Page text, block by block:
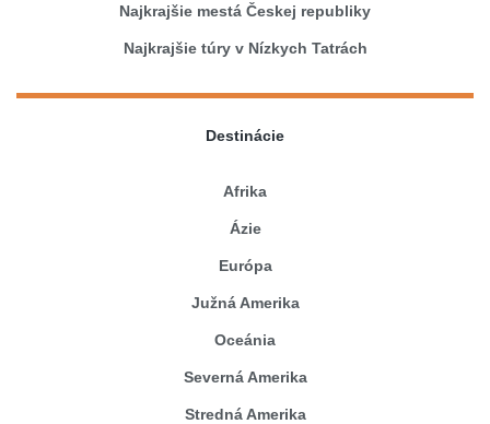
Najkrajšie mestá Českej republiky
Najkrajšie túry v Nízkych Tatrách
Destinácie
Afrika
Ázie
Európa
Južná Amerika
Oceánia
Severná Amerika
Stredná Amerika